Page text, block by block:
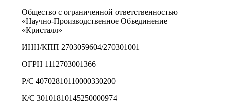
Общество с ограниченной ответственностью
«Научно-Производственное Объединение
«Кристалл»
ИНН/КПП 2703059604/270301001
ОГРН 1112703001366
Р/С 40702810110000330200
К/С 30101810145250000974